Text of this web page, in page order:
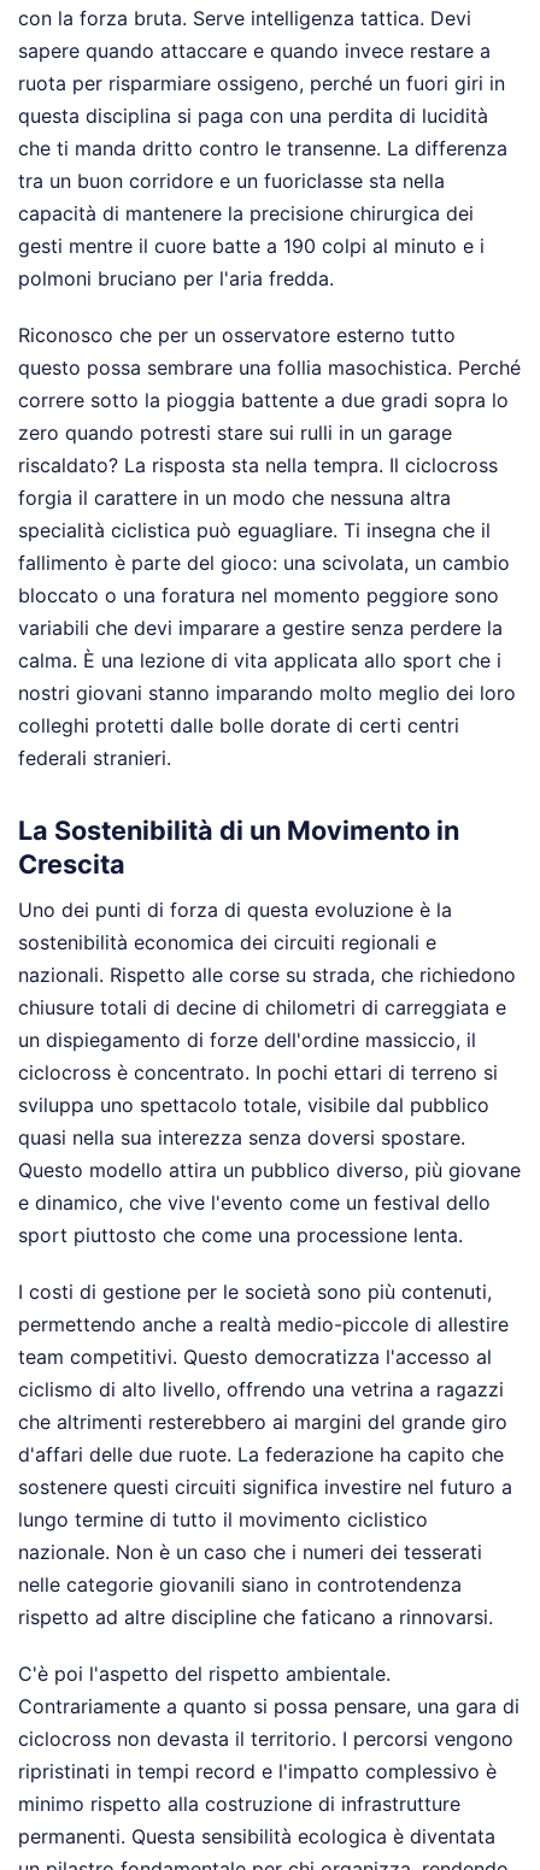
con la forza bruta. Serve intelligenza tattica. Devi
sapere quando attaccare e quando invece restare a
ruota per risparmiare ossigeno, perché un fuori giri in
questa disciplina si paga con una perdita di lucidità
che ti manda dritto contro le transenne. La differenza
tra un buon corridore e un fuoriclasse sta nella
capacità di mantenere la precisione chirurgica dei
gesti mentre il cuore batte a 190 colpi al minuto e i
polmoni bruciano per l'aria fredda.
Riconosco che per un osservatore esterno tutto
questo possa sembrare una follia masochistica. Perché
correre sotto la pioggia battente a due gradi sopra lo
zero quando potresti stare sui rulli in un garage
riscaldato? La risposta sta nella tempra. Il ciclocross
forgia il carattere in un modo che nessuna altra
specialità ciclistica può eguagliare. Ti insegna che il
fallimento è parte del gioco: una scivolata, un cambio
bloccato o una foratura nel momento peggiore sono
variabili che devi imparare a gestire senza perdere la
calma. È una lezione di vita applicata allo sport che i
nostri giovani stanno imparando molto meglio dei loro
colleghi protetti dalle bolle dorate di certi centri
federali stranieri.
La Sostenibilità di un Movimento in
Crescita
Uno dei punti di forza di questa evoluzione è la
sostenibilità economica dei circuiti regionali e
nazionali. Rispetto alle corse su strada, che richiedono
chiusure totali di decine di chilometri di carreggiata e
un dispiegamento di forze dell'ordine massiccio, il
ciclocross è concentrato. In pochi ettari di terreno si
sviluppa uno spettacolo totale, visibile dal pubblico
quasi nella sua interezza senza doversi spostare.
Questo modello attira un pubblico diverso, più giovane
e dinamico, che vive l'evento come un festival dello
sport piuttosto che come una processione lenta.
I costi di gestione per le società sono più contenuti,
permettendo anche a realtà medio-piccole di allestire
team competitivi. Questo democratizza l'accesso al
ciclismo di alto livello, offrendo una vetrina a ragazzi
che altrimenti resterebbero ai margini del grande giro
d'affari delle due ruote. La federazione ha capito che
sostenere questi circuiti significa investire nel futuro a
lungo termine di tutto il movimento ciclistico
nazionale. Non è un caso che i numeri dei tesserati
nelle categorie giovanili siano in controtendenza
rispetto ad altre discipline che faticano a rinnovarsi.
C'è poi l'aspetto del rispetto ambientale.
Contrariamente a quanto si possa pensare, una gara di
ciclocross non devasta il territorio. I percorsi vengono
ripristinati in tempi record e l'impatto complessivo è
minimo rispetto alla costruzione di infrastrutture
permanenti. Questa sensibilità ecologica è diventata